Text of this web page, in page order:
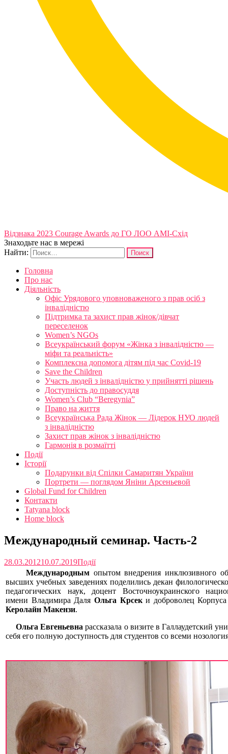
Відзнака 2023 Courage Awards до ГО ЛОО АМІ-Схід
Знаходьте нас в мережі
Найти:
Головна
Про нас
Діяльність
Офіс Урядового уповноваженого з прав осіб з
інвалідністю
Підтримка та захист прав жінок/дівчат
переселенок
Women’s NGOs
Всеукраїнський форум «Жінка з інвалідністю —
міфи та реальність»
Комплексна допомога дітям під час Covid-19
Save the Children
Участь людей з інвалідністю у прийнятті рішень
Доступність до правосуддя
Women’s Club “Beregynia”
Право на життя
Всеукраїнська Рада Жінок — Лідерок НУО людей
з інвалідністю
Захист прав жінок з інвалідністю
Гармонія в розмаїтті
Події
Історії
Подарунки від Спілки Самаритян України
Портрети — поглядом Яніни Арсеньевой
Global Fund for Children
Контакти
Tatyana block
Home block
Международный семинар. Часть-2
28.03.201210.07.2019Події
Международнымопытом внедрения инклюзивного
высших учебных заведениях поделились декан
педагогических наук, доцент Восточноукраинского
имени Владимира Даля Ольга Крсеки доброволец
Керолайн Макензи.
Ольга Евгеньевна рассказала о визите в Галлаудетский
себя его полную доступность для студентов со всеми